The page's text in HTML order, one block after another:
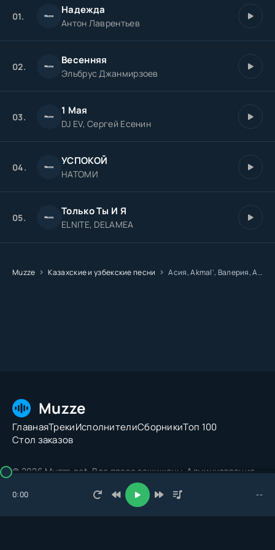
А для звезды
01. Надежда
Антон Лаврентьев
02. Весенняя
Эльбрус Джанмирзоев
03. 1 Мая
DJ EV, Сергей Есенин
04. УСПОКОЙ
НАТОМИ
05. Только Ты И Я
ELNITE, DELAMEA
Muzze Казахские и узбекские песни Асия, Akmal', Валерия, Антон Лаврентьев - Есть только миг
Muzze
ГлавнаяТрекиИсполнителиСборникиТоп 100
Стол заказов
© 2026 Muzze.net. Все права защищены. Администрация:
0:00 --